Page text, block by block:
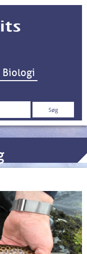
indhold
Biologi